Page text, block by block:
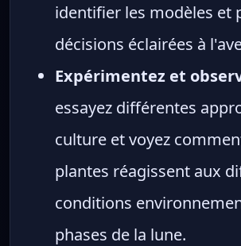
identifier les modèles et
décisions éclairées à
Expérimentez et
essayez différentes
culture et voyez
plantes réagissent aux
conditions
phases de la lune.